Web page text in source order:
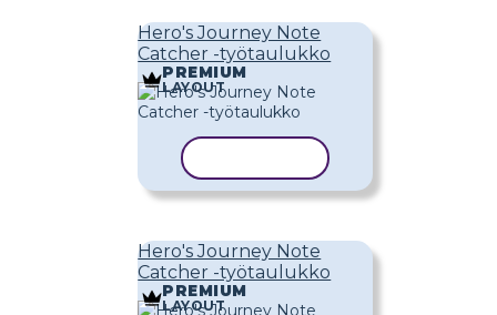
Hero's Journey Note
Catcher -työtaulukko
PREMIUM
LAYOUT
Hero's Journey Note
Catcher -työtaulukko
PREMIUM
LAYOUT